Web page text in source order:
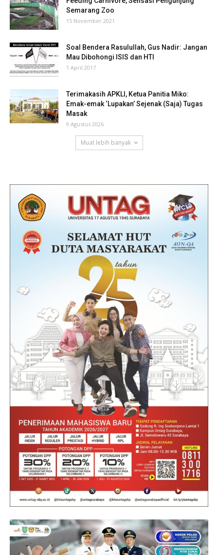
Semarang Zoo
15 November 2021
Soal Bendera Rasulullah, Gus Nadir: Jangan
Mau Dibohongi ISIS dan HTI
1 April 2017
Terimakasih APKLI, Ketua Panitia Miko:
Emak-emak ‘Lupakan’ Sejenak (Saja) Tugas
Masak
9 Agustus 2026
Muat lebih banyak